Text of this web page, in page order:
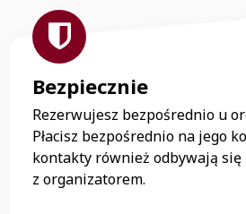
Bezpiecznie
Rezerwujesz bezpośrednio u
Płacisz bezpośrednio na jego
kontakty również odbywają
z organizatorem.